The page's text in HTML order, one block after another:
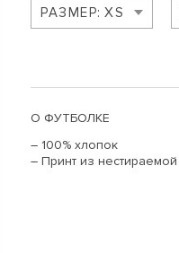
РАЗМЕР: XS
О ФУТБОЛКЕ
– 100% хлопок
– Принт из